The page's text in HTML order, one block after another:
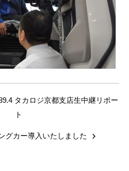
タカロジ京都支店生中継リポー
ト
グカー導入いたしました